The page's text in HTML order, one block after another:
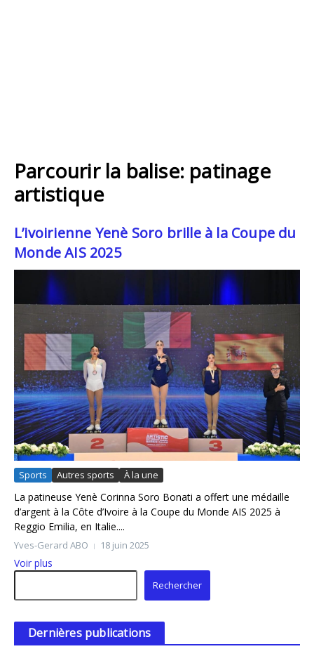
Parcourir la balise: patinage
artistique
L’ivoirienne Yenè Soro brille à la Coupe du
Monde AIS 2025
Sports Autres sports À la une
La patineuse Yenè Corinna Soro Bonati a offert une médaille
d’argent à la Côte d’Ivoire à la Coupe du Monde AIS 2025 à
Reggio Emilia, en Italie....
Yves-Gerard ABO 18 juin 2025
Voir plus
Rechercher
Dernières publications